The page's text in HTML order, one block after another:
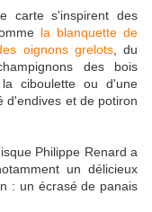
carte s'inspirent des
la blanquette de
oignons grelots, du
des bois
ciboulette ou d'une
d'endives et de potiron
Philippe Renard a
un délicieux
: un écrasé de panais